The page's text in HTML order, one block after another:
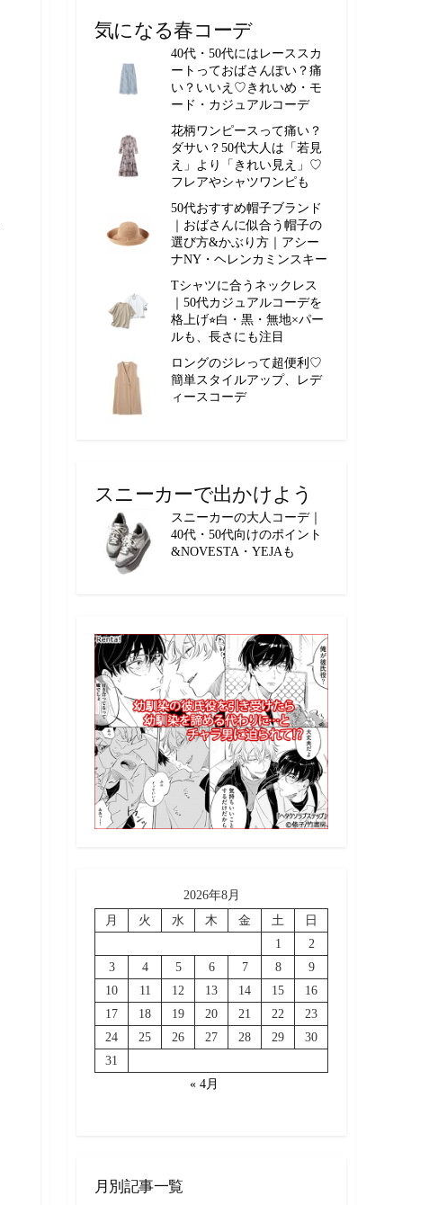
気になる春コーデ
40代・50代にはレーススカ
ートっておばさんぽい？痛
い？いいえ♡きれいめ・モ
ード・カジュアルコーデ
花柄ワンピースって痛い？
ダサい？50代大人は「若見
え」より「きれい見え」♡
フレアやシャツワンピも
50代おすすめ帽子ブランド
｜おばさんに似合う帽子の
選び方&かぶり方｜アシー
ナNY・ヘレンカミンスキー
Tシャツに合うネックレス
｜50代カジュアルコーデを
格上げ⭐︎白・黒・無地×パー
ルも、長さにも注目
ロングのジレって超便利♡
簡単スタイルアップ、レデ
ィースコーデ
スニーカーで出かけよう
スニーカーの大人コーデ｜
40代・50代向けのポイント
&NOVESTA・YEJAも
2026年8月
月
火 水 木 金 土
日
1
2
3
4 5 6 7 8
9
10
11 12 13 14 15
16
17
18 19 20 21 22
23
24
25 26 27 28 29
30
31
« 4月
月別記事一覧